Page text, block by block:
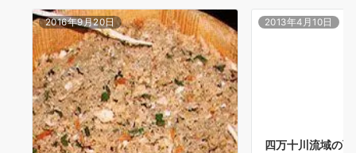
2016年9月20日 2013年4月10日
四万十川流域の